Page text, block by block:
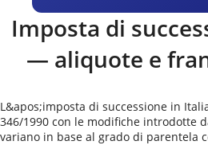
Imposta di
— aliquote e
L&apos;imposta di successione in
346/1990 con le modifiche introdotte
variano in base al grado di parentela